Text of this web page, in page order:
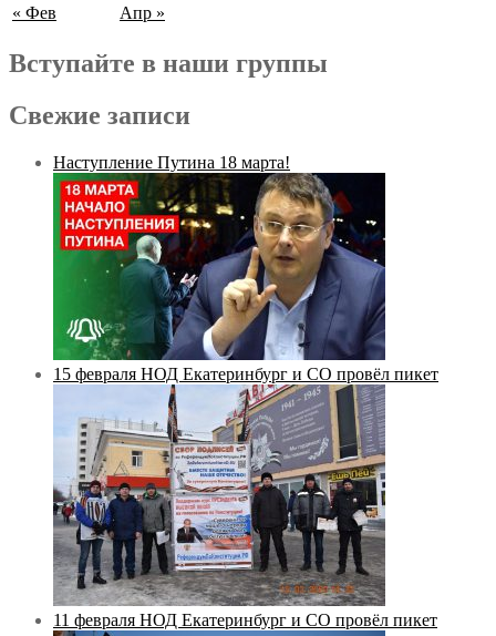
« Фев Апр »
Вступайте в наши группы
Свежие записи
Наступление Путина 18 марта!
15 февраля НОД Екатеринбург и СО провёл пикет
11 февраля НОД Екатеринбург и СО провёл пикет